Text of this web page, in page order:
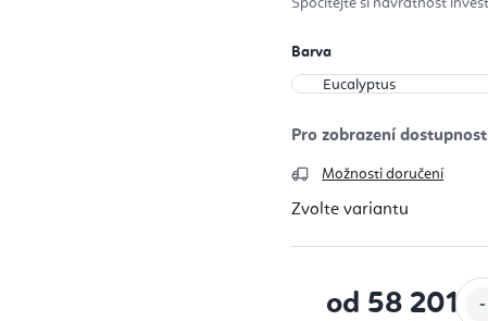
Spočítejte si návratnost
Barva
Možnosti doručení
Zvolte variantu
od 58 201 Kč